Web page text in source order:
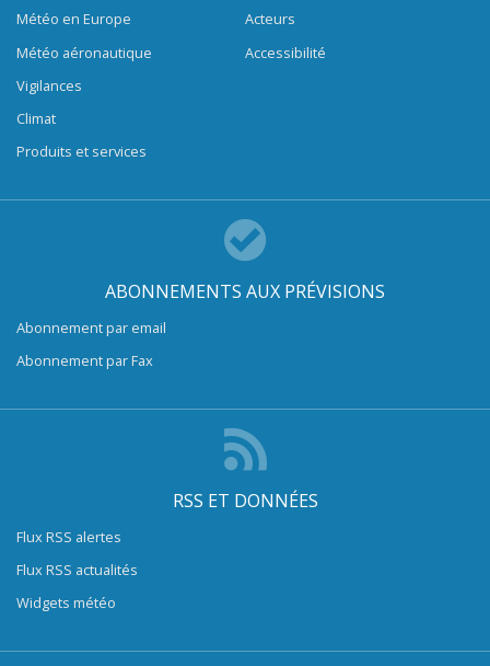
Météo en Europe
Météo aéronautique
Vigilances
Climat
Produits et services
Acteurs
Accessibilité
ABONNEMENTS AUX PRÉVISIONS
Abonnement par email
Abonnement par Fax
RSS ET DONNÉES
Flux RSS alertes
Flux RSS actualités
Widgets météo